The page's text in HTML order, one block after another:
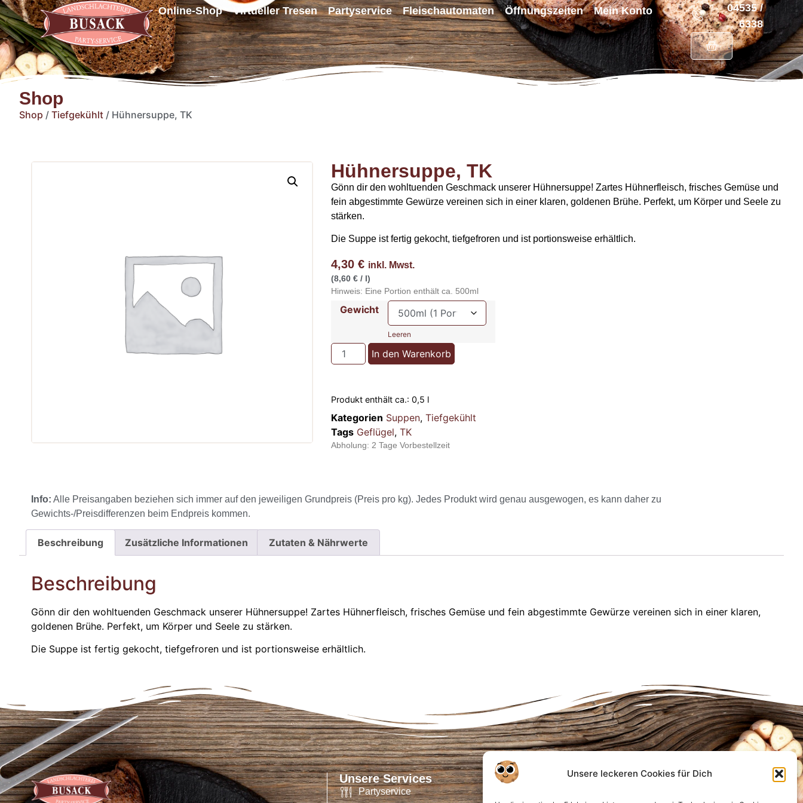
Unsere leckeren Cookies für Dich
Online-Shop Virtueller Tresen Partyservice Fleischautomaten Öffnungszeiten Mein Konto
04535 /
6338
Shop
Shop / Tiefgekühlt / Hühnersuppe, TK
Hühnersuppe, TK
Gönn dir den wohltuenden Geschmack unserer Hühnersuppe! Zartes Hühnerfleisch, frisches Gemüse und
fein abgestimmte Gewürze vereinen sich in einer klaren, goldenen Brühe. Perfekt, um Körper und Seele zu
stärken.
Die Suppe ist fertig gekocht, tiefgefroren und ist portionsweise erhältlich.
4,30 € inkl. Mwst.
(8,60 € / l)
Hinweis: Eine Portion enthält ca. 500ml
Gewicht
Leeren
In den Warenkorb
Produkt enthält ca.: 0,5 l
Kategorien Suppen, Tiefgekühlt
Tags Geflügel, TK
Abholung: 2 Tage Vorbestellzeit
Info: Alle Preisangaben beziehen sich immer auf den jeweiligen Grundpreis (Preis pro kg). Jedes Produkt wird genau ausgewogen, es kann daher zu
Gewichts-/Preisdifferenzen beim Endpreis kommen.
Beschreibung Zusätzliche Informationen Zutaten & Nährwerte
Beschreibung
Gönn dir den wohltuenden Geschmack unserer Hühnersuppe! Zartes Hühnerfleisch, frisches Gemüse und fein abgestimmte Gewürze vereinen sich in einer klaren,
goldenen Brühe. Perfekt, um Körper und Seele zu stärken.
Die Suppe ist fertig gekocht, tiefgefroren und ist portionsweise erhältlich.
Unsere Services
Partyservice
Infos für Dich